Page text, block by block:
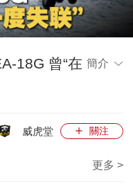
18G 曾“在 簡介
關注
威虎堂
更多 >